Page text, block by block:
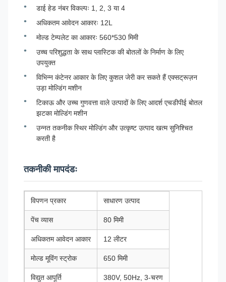
डाई हेड नंबर विकल्पः 1, 2, 3 या 4
अधिकतम आवेदन आकारः 12L
मोल्ड टेम्पलेट का आकारः 560*530 मिमी
उच्च परिशुद्धता के साथ प्लास्टिक की बोतलों के निर्माण के लिए
उपयुक्त
विभिन्न कंटेनर आकार के लिए कुशल जेरी कर सकते हैं एक्सट्रूज़न
उड़ा मोल्डिंग मशीन
टिकाऊ और उच्च गुणवत्ता वाले उत्पादों के लिए आदर्श एचडीपीई बोतल
झटका मोल्डिंग मशीन
उन्नत तकनीक स्थिर मोल्डिंग और उत्कृष्ट उत्पाद खत्म सुनिश्चित
करती है
तकनीकी मापदंडः
विपणन प्रकार साधारण उत्पाद
पेंच व्यास 80 मिमी
अधिकतम आवेदन आकार 12 लीटर
मोल्ड मूविंग स्ट्रोक 650 मिमी
विद्युत आपूर्ति 380V, 50Hz, 3-चरण